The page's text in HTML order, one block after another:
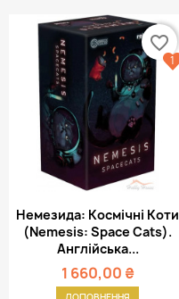
Немезида: Космічні Коти
(Nemesis: Space Cats).
Англійська...
1 660,00 ₴
favorite_border
1